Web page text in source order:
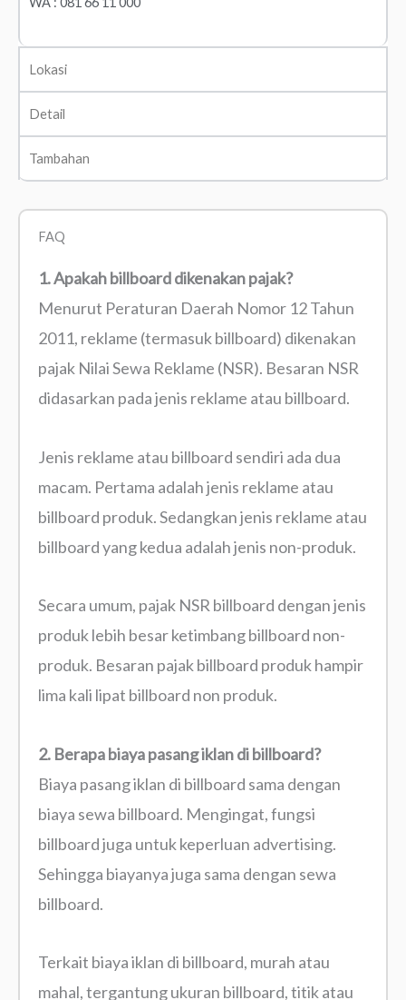
Lokasi
Detail
Tambahan
FAQ
1. Apakah billboard dikenakan pajak?
Menurut Peraturan Daerah Nomor 12 Tahun
2011, reklame (termasuk billboard) dikenakan
pajak Nilai Sewa Reklame (NSR). Besaran NSR
didasarkan pada jenis reklame atau billboard.
Jenis reklame atau billboard sendiri ada dua
macam. Pertama adalah jenis reklame atau
billboard produk. Sedangkan jenis reklame atau
billboard yang kedua adalah jenis non-produk.
Secara umum, pajak NSR billboard dengan jenis
produk lebih besar ketimbang billboard non-
produk. Besaran pajak billboard produk hampir
lima kali lipat billboard non produk.
2. Berapa biaya pasang iklan di billboard?
Biaya pasang iklan di billboard sama dengan
biaya sewa billboard. Mengingat, fungsi
billboard juga untuk keperluan advertising.
Sehingga biayanya juga sama dengan sewa
billboard.
Terkait biaya iklan di billboard, murah atau
mahal, tergantung ukuran billboard, titik atau